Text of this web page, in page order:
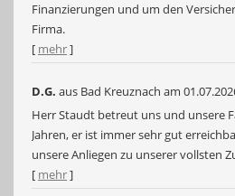
Finanzierungen und um den
Firma.
[ mehr]
D.G. aus Bad Kreuznach am
Herr Staudt betreut uns und unsere
Jahren, er ist immer sehr gut
unsere Anliegen zu unserer vollsten
[ mehr]